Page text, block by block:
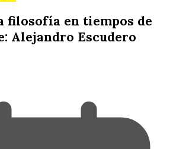
filosofía en tiempos de
Alejandro Escudero